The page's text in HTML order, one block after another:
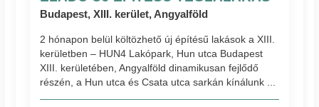
Budapest, XIII. kerület, Angyalföld
2 hónapon belül költözhető új építésű lakások a XIII.
kerületben – HUN4 Lakópark, Hun utca Budapest
XIII. kerületében, Angyalföld dinamikusan fejlődő
részén, a Hun utca és Csata utca sarkán kínálunk ...